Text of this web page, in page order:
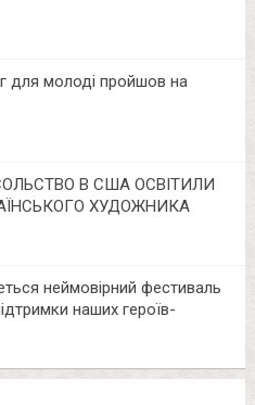
для молоді пройшов на
В США ОСВІТИЛИ
ХУДОЖНИКА
неймовірний фестиваль
наших героїв-